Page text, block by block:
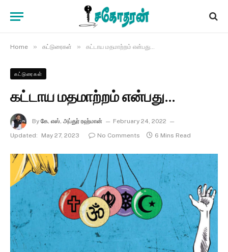
Home » கட்டுரைகள் » கட்டாய மதமாற்றம் என்பது…
கட்டுரைகள்
கட்டாய மதமாற்றம் என்பது…
By கே. எஸ். அப்துர் ரஹ்மான்
February 24, 2022
Updated:
May 27, 2023 No Comments 6 Mins Read